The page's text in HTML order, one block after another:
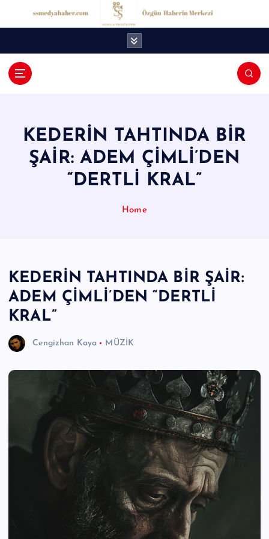
M
e
d
y
a
b
e
r
z
g
ü
n
H
a
b
e
ri
KEDERİN TAHTINDA BİR
ŞAİR: ADEM ÇİMLİ’DEN
“DERTLİ KRAL”
Home
KEDERİN TAHTINDA BİR ŞAİR:
ADEM ÇİMLİ’DEN “DERTLİ
KRAL”
Cengizhan Kaya MÜZİK